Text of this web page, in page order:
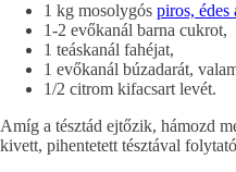
1 kg mosolygós piros,
1-2 evőkanál barna cukrot,
1 teáskanál fahéjat,
1 evőkanál búzadarát,
1/2 citrom kifacsart levét.
Amíg a tésztád ejtőzik, hámozd
kivett, pihentetett tésztával